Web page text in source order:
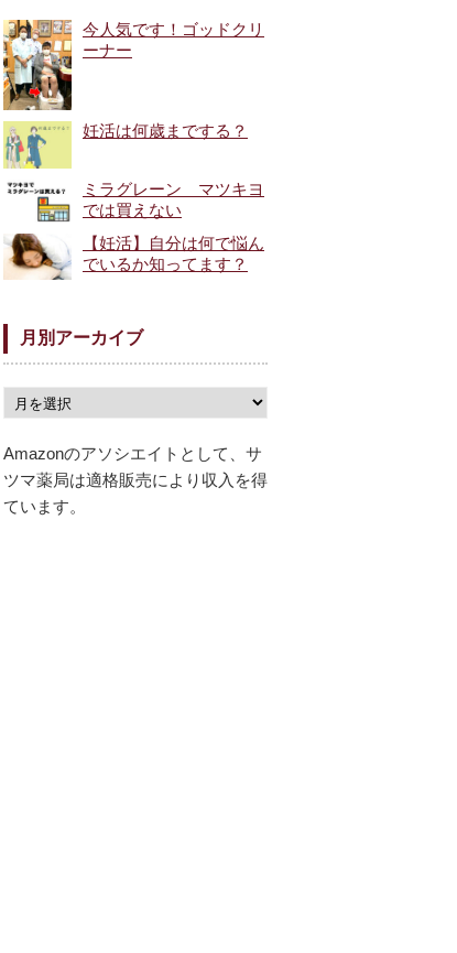
今人気です！ゴッドクリ
ーナー
妊活は何歳までする？
ミラグレーン マツキヨ
では買えない
【妊活】自分は何で悩ん
でいるか知ってます？
月別アーカイブ
Amazonのアソシエイトとして、サ
ツマ薬局は適格販売により収入を得
ています。